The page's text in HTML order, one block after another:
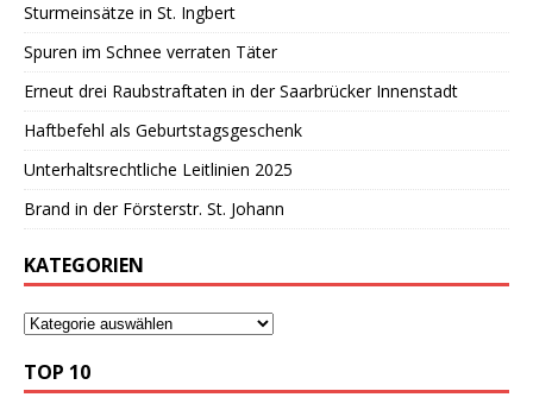
Sturmeinsätze in St. Ingbert
Spuren im Schnee verraten Täter
Erneut drei Raubstraftaten in der Saarbrücker Innenstadt
Haftbefehl als Geburtstagsgeschenk
Unterhaltsrechtliche Leitlinien 2025
Brand in der Försterstr. St. Johann
KATEGORIEN
TOP 10